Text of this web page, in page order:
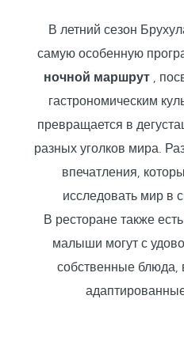
В летний сезон
самую особенную
ночной маршрут,
гастрономическим
превращается в
разных уголков мира.
впечатления,
исследовать мир в
В ресторане также
малыши могут с
собственные